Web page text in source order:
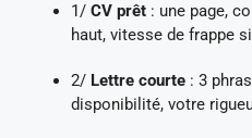
1/ CV prêt : une page,
haut, vitesse de frappe
2/ Lettre courte : 3
disponibilité, votre